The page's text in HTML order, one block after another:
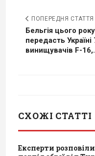
ПОПЕРЕДНЯ СТАТТЯ
Бельгія цього року
передасть Україні
винищувачів F-
СХОЖІ СТАТТІ
Експерти